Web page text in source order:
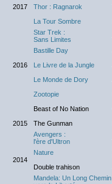
2017
Thor : Ragnarok
La Tour Sombre
2016
Star Trek :
Sans Limites
Bastille Day
Le Livre de la Jungle
Le Monde de Dory
Zootopie
2015
Beast of No Nation
The Gunman
Avengers :
l'ère d'Ultron
2014
Nature
Double trahison
Mandela: Un Long Chemin